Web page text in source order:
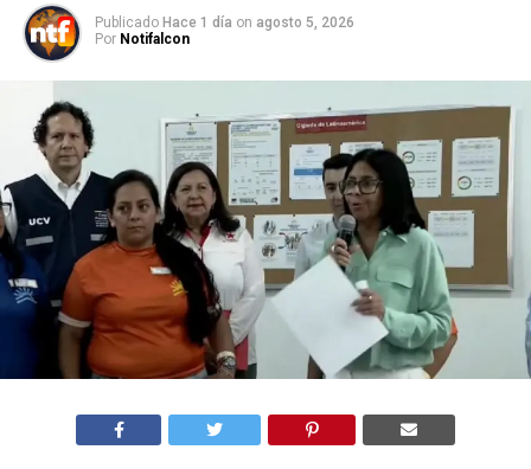
Publicado Hace 1 día on agosto 5, 2026
Por Notifalcon